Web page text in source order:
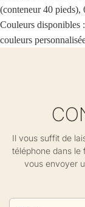
(conteneur 40
Couleurs disponibles
couleurs
Il vous suffit de
téléphone dans le
vous envoyer